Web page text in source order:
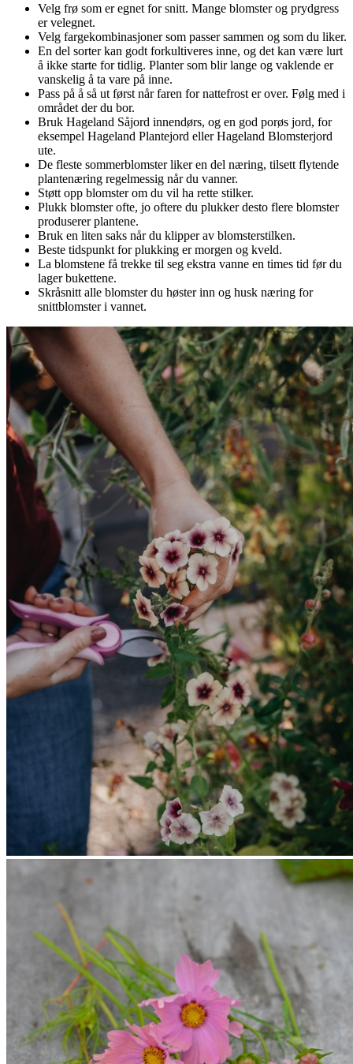
Velg frø som er egnet for snitt. Mange blomster og prydgress
er velegnet.
Velg fargekombinasjoner som passer sammen og som du liker.
En del sorter kan godt forkultiveres inne, og det kan være lurt
å ikke starte for tidlig. Planter som blir lange og vaklende er
vanskelig å ta vare på inne.
Pass på å så ut først når faren for nattefrost er over. Følg med i
området der du bor.
Bruk Hageland Såjord innendørs, og en god porøs jord, for
eksempel Hageland Plantejord eller Hageland Blomsterjord
ute.
De fleste sommerblomster liker en del næring, tilsett flytende
plantenæring regelmessig når du vanner.
Støtt opp blomster om du vil ha rette stilker.
Plukk blomster ofte, jo oftere du plukker desto flere blomster
produserer plantene.
Bruk en liten saks når du klipper av blomsterstilken.
Beste tidspunkt for plukking er morgen og kveld.
La blomstene få trekke til seg ekstra vanne en times tid før du
lager bukettene.
Skråsnitt alle blomster du høster inn og husk næring for
snittblomster i vannet.